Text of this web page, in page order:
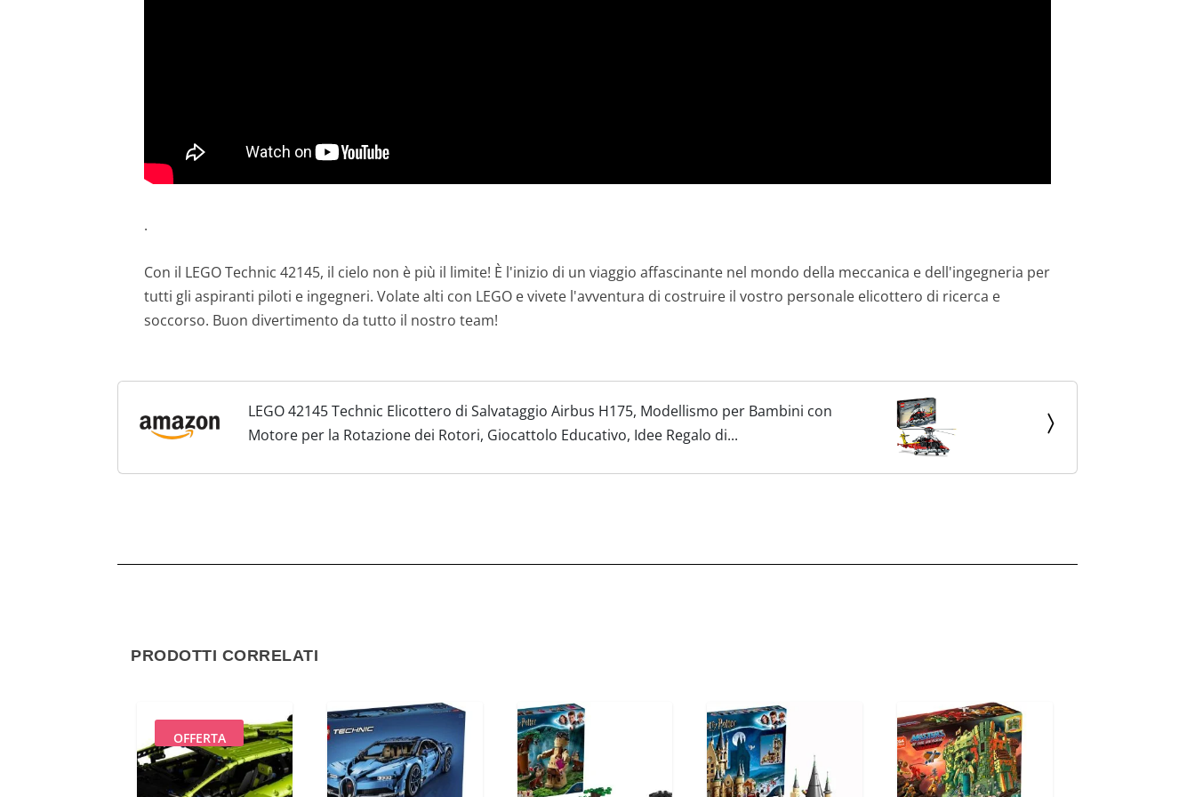
.
Con il LEGO Technic 42145, il cielo non è più il limite! È l'inizio di un viaggio affascinante nel mondo della meccanica e dell'ingegneria per
tutti gli aspiranti piloti e ingegneri. Volate alti con LEGO e vivete l'avventura di costruire il vostro personale elicottero di ricerca e
soccorso. Buon divertimento da tutto il nostro team!
LEGO 42145 Technic Elicottero di Salvataggio Airbus H175, Modellismo per Bambini con
Motore per la Rotazione dei Rotori, Giocattolo Educativo, Idee Regalo di...
PRODOTTI CORRELATI
OFFERTA